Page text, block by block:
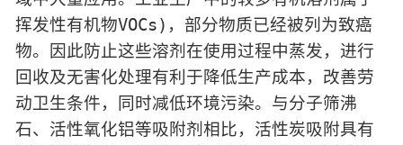
挥发性有机物VOCs)，部分物质已经被列为致癌
物。因此防止这些溶剂在使用过程中蒸发，进行
回收及无害化处理有利于降低生产成本，改善劳
动卫生条件，同时减低环境污染。与分子筛沸
石、活性氧化铝等吸附剂相比，活性炭吸附具有